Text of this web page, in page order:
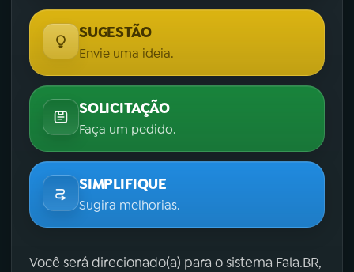
SUGESTÃO
Envie uma ideia.
SOLICITAÇÃO
Faça um pedido.
SIMPLIFIQUE
Sugira melhorias.
Você será direcionado(a) para o sistema Fala.BR,